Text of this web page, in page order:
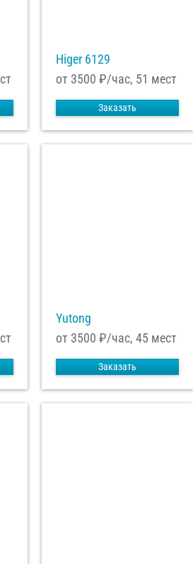
Higer 6129
от 3500 ₽/час, 51 мест
Заказать
Yutong
от 3500 ₽/час, 45 мест
Заказать